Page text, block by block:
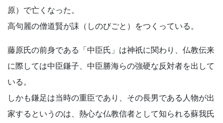
原）で亡くなった。
高句麗の僧道賢が誄（しのびごと）をつくっている。
藤原氏の前身である「中臣氏」は神祇に関わり、仏教伝来
に際しては中臣鎌子、中臣勝海らの強硬な反対者を出して
いる。
しかも鎌足は当時の重臣であり、その長男である人物が出
家するというのは、熱心な仏教信者として知られる蘇我氏